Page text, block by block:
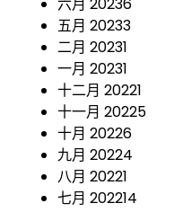
五月 20233
二月 20231
一月 20231
十二月 20221
十一月 20225
十月 20226
九月 20224
八月 20221
七月 202214